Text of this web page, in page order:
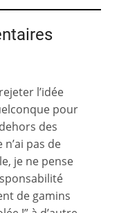
l’idée
pour
des
pas de
je ne pense
de gamins